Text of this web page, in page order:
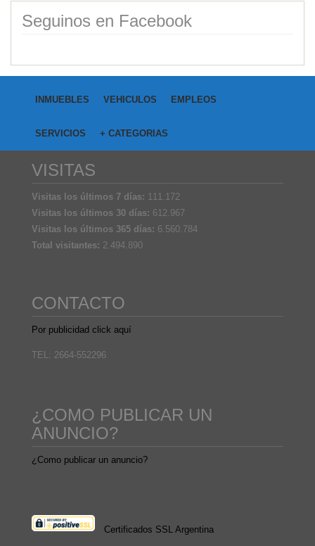
Seguinos en Facebook
INMUEBLES VEHICULOS EMPLEOS
SERVICIOS + CATEGORIAS
VISITAS
Visitas los últimos 7 días: 111.172
Visitas los últimos 30 días: 612.967
Visitas los últimos 365 días: 6.560.784
Total visitantes: 2.494.890
CONTACTO
Por publicidad click aquí
TEL: 2664-552296
¿COMO PUBLICAR UN
ANUNCIO?
¿Como publicar un anuncio?
Certificados SSL Argentina